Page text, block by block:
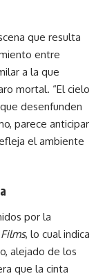
que resulta
entre
a la que
mortal. “El cielo
desenfunden
parece anticipar
el ambiente
por la
, lo cual indica
alejado de los
que la cinta